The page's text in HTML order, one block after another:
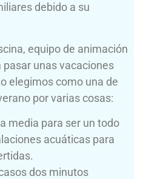
debido a su
equipo de animación
unas vacaciones
elegimos como una de
por varias cosas:
media para ser un todo
acuáticas para
dos minutos